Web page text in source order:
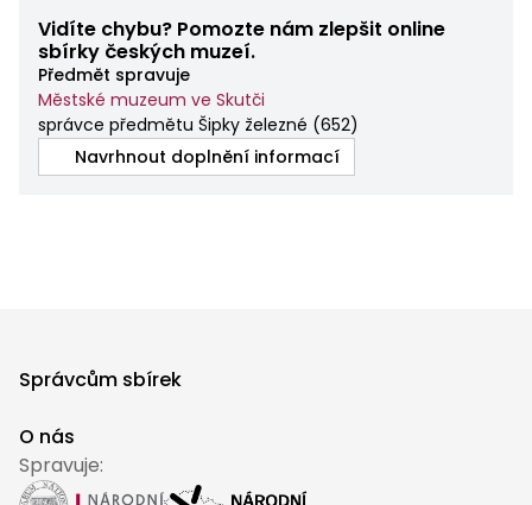
Vidíte chybu? Pomozte nám zlepšit online
sbírky českých muzeí.
Předmět spravuje
Městské muzeum ve Skutči
správce předmětu Šipky železné (652)
Navrhnout doplnění informací
Správcům sbírek
O nás
Spravuje: